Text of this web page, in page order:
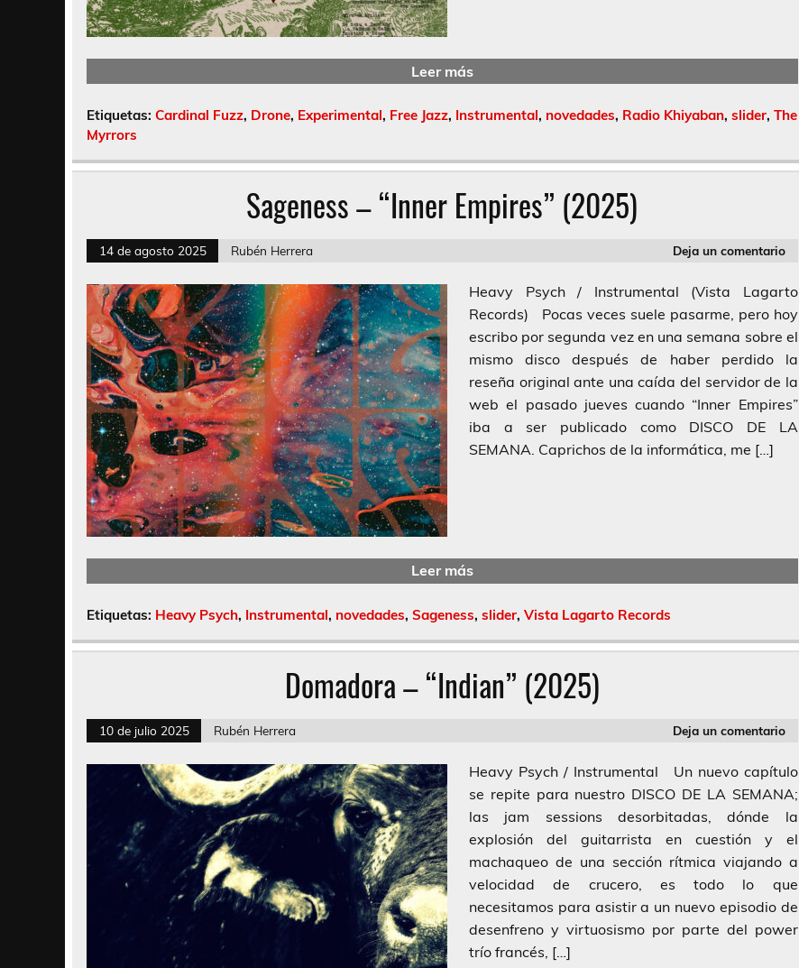
Leer más
Etiquetas: Cardinal Fuzz, Drone, Experimental, Free Jazz, Instrumental, novedades, Radio Khiyaban, slider, The
Myrrors
Sageness – “Inner Empires” (2025)
14 de agosto 2025 Rubén Herrera Deja un comentario
Heavy Psych / Instrumental (Vista Lagarto
Records) Pocas veces suele pasarme, pero hoy
escribo por segunda vez en una semana sobre el
mismo disco después de haber perdido la
reseña original ante una caída del servidor de la
web el pasado jueves cuando “Inner Empires”
iba a ser publicado como DISCO DE LA
SEMANA. Caprichos de la informática, me […]
Leer más
Etiquetas: Heavy Psych, Instrumental, novedades, Sageness, slider, Vista Lagarto Records
Domadora – “Indian” (2025)
10 de julio 2025 Rubén Herrera Deja un comentario
Heavy Psych / Instrumental Un nuevo capítulo
se repite para nuestro DISCO DE LA SEMANA;
las jam sessions desorbitadas, dónde la
explosión del guitarrista en cuestión y el
machaqueo de una sección rítmica viajando a
velocidad de crucero, es todo lo que
necesitamos para asistir a un nuevo episodio de
desenfreno y virtuosismo por parte del power
trío francés, […]